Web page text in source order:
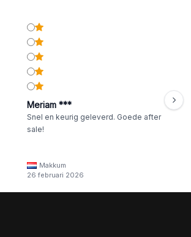
Meriam ***
Snel en keurig geleverd. Goede after
sale!
Makkum
26 februari 2026